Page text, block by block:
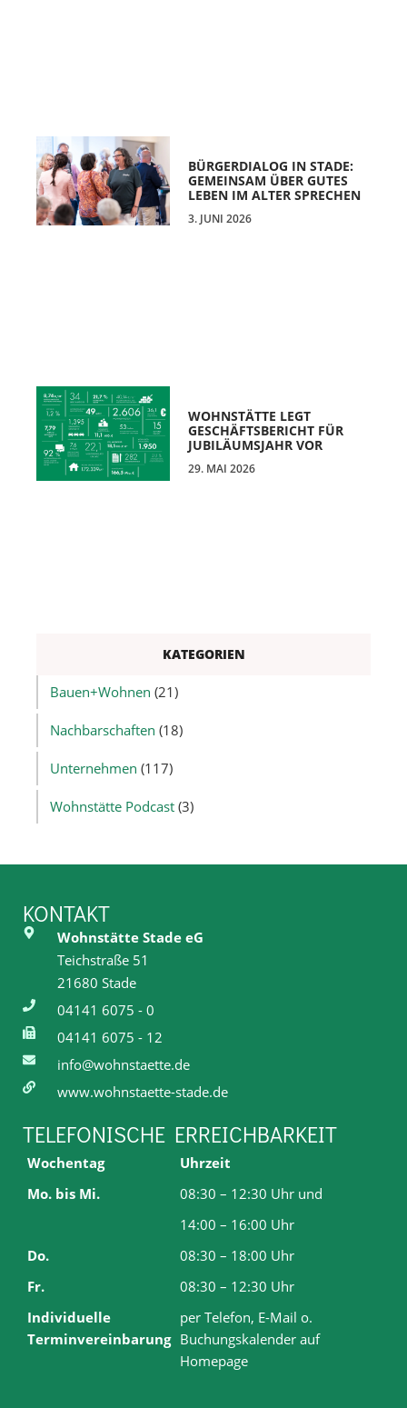
BÜRGERDIALOG IN STADE:
GEMEINSAM ÜBER GUTES
LEBEN IM ALTER SPRECHEN
3. JUNI 2026
WOHNSTÄTTE LEGT
GESCHÄFTSBERICHT FÜR
JUBILÄUMSJAHR VOR
29. MAI 2026
KATEGORIEN
Bauen+Wohnen (21)
Nachbarschaften (18)
Unternehmen (117)
Wohnstätte Podcast (3)
KONTAKT
Wohnstätte Stade eG
Teichstraße 51
21680 Stade
04141 6075 - 0
04141 6075 - 12
info@wohnstaette.de
www.wohnstaette-stade.de
TELEFONISCHE ERREICHBARKEIT
Wochentag
Uhrzeit
Mo. bis Mi.
08:30 – 12:30 Uhr und
14:00 – 16:00 Uhr
Do.
08:30 – 18:00 Uhr
Fr.
08:30 – 12:30 Uhr
Individuelle
Terminvereinbarung
per Telefon, E-Mail o.
Buchungskalender auf
Homepage